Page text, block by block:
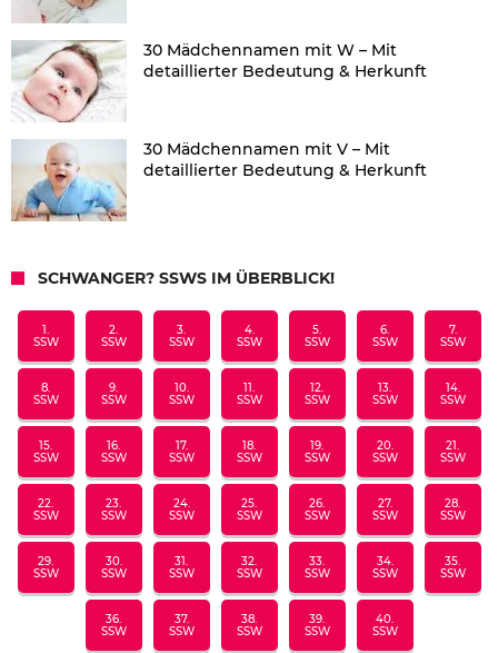
30 Mädchennamen mit W – Mit
detaillierter Bedeutung & Herkunft
30 Mädchennamen mit V – Mit
detaillierter Bedeutung & Herkunft
SCHWANGER? SSWS IM ÜBERBLICK!
1.
SSW
2.
SSW
3.
SSW
4.
SSW
5.
SSW
6.
SSW
7.
SSW
8.
SSW
9.
SSW
10.
SSW
11.
SSW
12.
SSW
13.
SSW
14.
SSW
15.
SSW
16.
SSW
17.
SSW
18.
SSW
19.
SSW
20.
SSW
21.
SSW
22.
SSW
23.
SSW
24.
SSW
25.
SSW
26.
SSW
27.
SSW
28.
SSW
29.
SSW
30.
SSW
31.
SSW
32.
SSW
33.
SSW
34.
SSW
35.
SSW
36.
SSW
37.
SSW
38.
SSW
39.
SSW
40.
SSW